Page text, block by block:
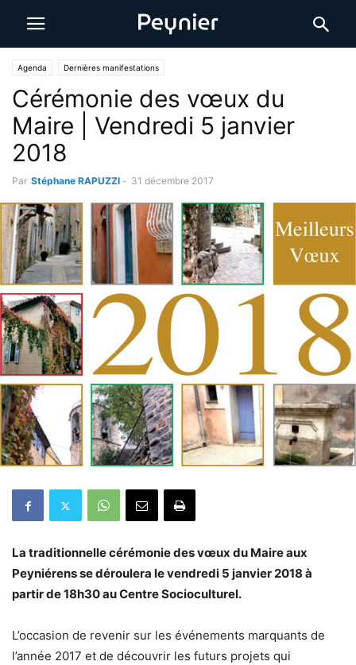
Agenda Dernières manifestations
Cérémonie des vœux du
Maire | Vendredi 5 janvier
2018
Par Stéphane RAPUZZI - 31 décembre 2017
La traditionnelle cérémonie des vœux du Maire aux
Peyniérens se déroulera le vendredi 5 janvier 2018 à
partir de 18h30 au Centre Socioculturel.
L’occasion de revenir sur les événements marquants de
l’année 2017 et de découvrir les futurs projets qui